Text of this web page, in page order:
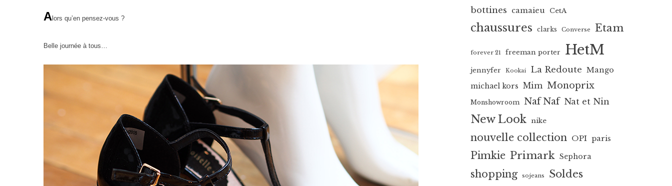
A lors qu’en pensez-vous ?
Belle journée à tous…
bottines camaieu CetA
chaussures clarks Converse Etam
forever 21 freeman porter HetM
jennyfer Kookai La Redoute Mango
michael kors Mim Monoprix
Monshowroom Naf Naf Nat et Nin
New Look nike
nouvelle collection OPI paris
Pimkie Primark Sephora
shopping sojeans Soldes